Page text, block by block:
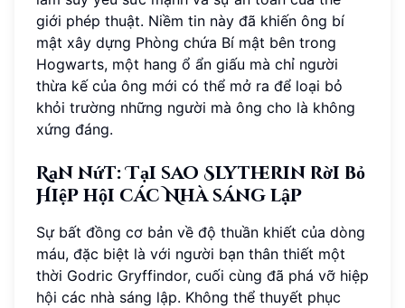
giới phép thuật. Niềm tin này đã khiến ông bí
mật xây dựng Phòng chứa Bí mật bên trong
Hogwarts, một hang ổ ẩn giấu mà chỉ người
thừa kế của ông mới có thể mở ra để loại bỏ
khỏi trường những người mà ông cho là không
xứng đáng.
Rạn nứt: Tại sao Slytherin rời bỏ
Hiệp hội các Nhà sáng lập
Sự bất đồng cơ bản về độ thuần khiết của dòng
máu, đặc biệt là với người bạn thân thiết một
thời Godric Gryffindor, cuối cùng đã phá vỡ hiệp
hội các nhà sáng lập. Không thể thuyết phục